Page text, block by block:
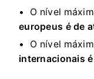
O nível
europeus é de
O nível
internacionais